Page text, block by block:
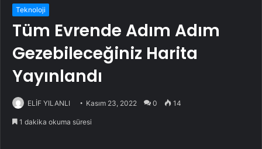
Teknoloji
Tüm Evrende Adım Adım
Gezebileceğiniz Harita
Yayınlandı
ELİF YILANLI Kasım 23, 2022 0 14
1 dakika okuma süresi